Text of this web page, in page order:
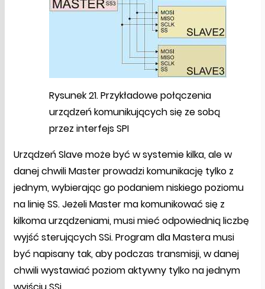
Rysunek 21. Przykładowe połączenia
urządzeń komunikujących się ze sobą
przez interfejs SPI
Urządzeń Slave może być w systemie kilka, ale w
danej chwili Master prowadzi komunikację tylko z
jednym, wybierając go podaniem niskiego poziomu
na linię SS. Jeżeli Master ma komunikować się z
kilkoma urządzeniami, musi mieć odpowiednią liczbę
wyjść sterujących SSi. Program dla Mastera musi
być napisany tak, aby podczas transmisji, w danej
chwili wystawiać poziom aktywny tylko na jednym